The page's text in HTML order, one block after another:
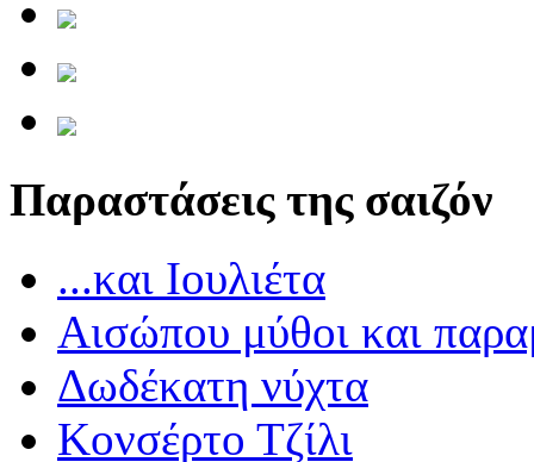
Παραστάσεις της σαιζόν
...και Ιουλιέτα
Αισώπου μύθοι και
Δωδέκατη νύχτα
Κονσέρτο Τζίλι